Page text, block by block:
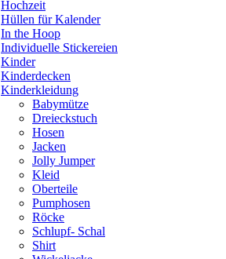
Hochzeit
Hüllen für Kalender
In the Hoop
Individuelle Stickereien
Kinder
Kinderdecken
Kinderkleidung
Babymütze
Dreieckstuch
Hosen
Jacken
Jolly Jumper
Kleid
Oberteile
Pumphosen
Röcke
Schlupf- Schal
Shirt